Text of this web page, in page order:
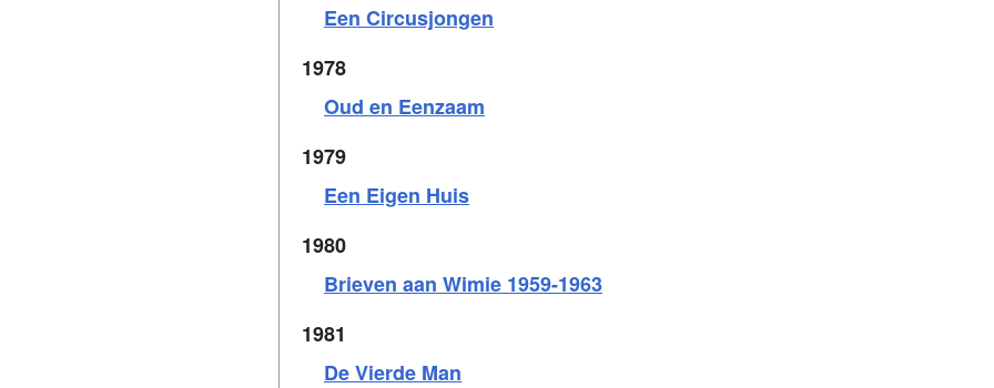
Een Circusjongen
1978
Oud en Eenzaam
1979
Een Eigen Huis
1980
Brieven aan Wimie 1959-1963
1981
De Vierde Man